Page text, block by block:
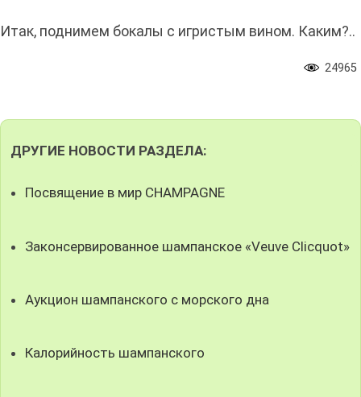
Итак, поднимем бокалы с игристым вином. Каким?..
24965
ДРУГИЕ НОВОСТИ РАЗДЕЛА:
Посвящение в мир CHAMPAGNE
Законсервированное шампанское «Veuve Clicquot»
Аукцион шампанского с морского дна
Калорийность шампанского